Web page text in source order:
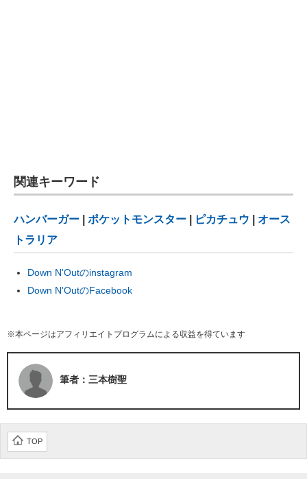
関連キーワード
ハンバーガー ポケットモンスター ピカチュウ
オース
トラリア
Down N'Outのinstagram
Down N'OutのFacebook
※本ページはアフィリエイトプログラムによる収益を得ています
筆者：三本樹聖
TOP